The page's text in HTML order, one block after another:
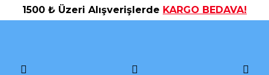
1500 ₺ Üzeri Alışverişlerde KARGO BEDAVA!